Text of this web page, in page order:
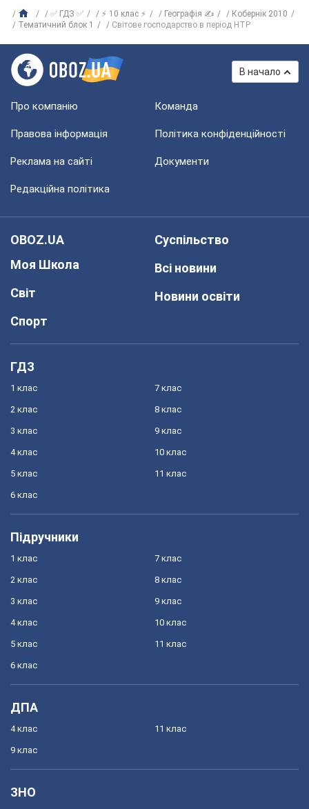
✅ ГДЗ ✅ ⚡ 10 клас ⚡ Географія ✍
Кобернік 2010
Тематичний блок 1
Світове господарство в період НТР
В начало
Про компанію Команда
Правова інформація Політика конфіденційності
Реклама на сайті Документи
Редакційна політика
OBOZ.UA
Моя Школа
Світ
Спорт
Суспільство
Всі новини
Новини освіти
ГДЗ
1 клас
2 клас
3 клас
4 клас
5 клас
6 клас
7 клас
8 клас
9 клас
10 клас
11 клас
Підручники
1 клас
2 клас
3 клас
4 клас
5 клас
6 клас
7 клас
8 клас
9 клас
10 клас
11 клас
ДПА
4 клас
9 клас
11 клас
ЗНО